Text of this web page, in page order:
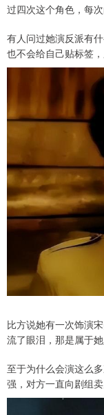
过四次这个角色，每次
有人问过她演反派有
也不会给自己贴标签
比方说她有一次饰演
流了眼泪，那是属于她
至于为什么会演这么
强，对方一直向剧组卖